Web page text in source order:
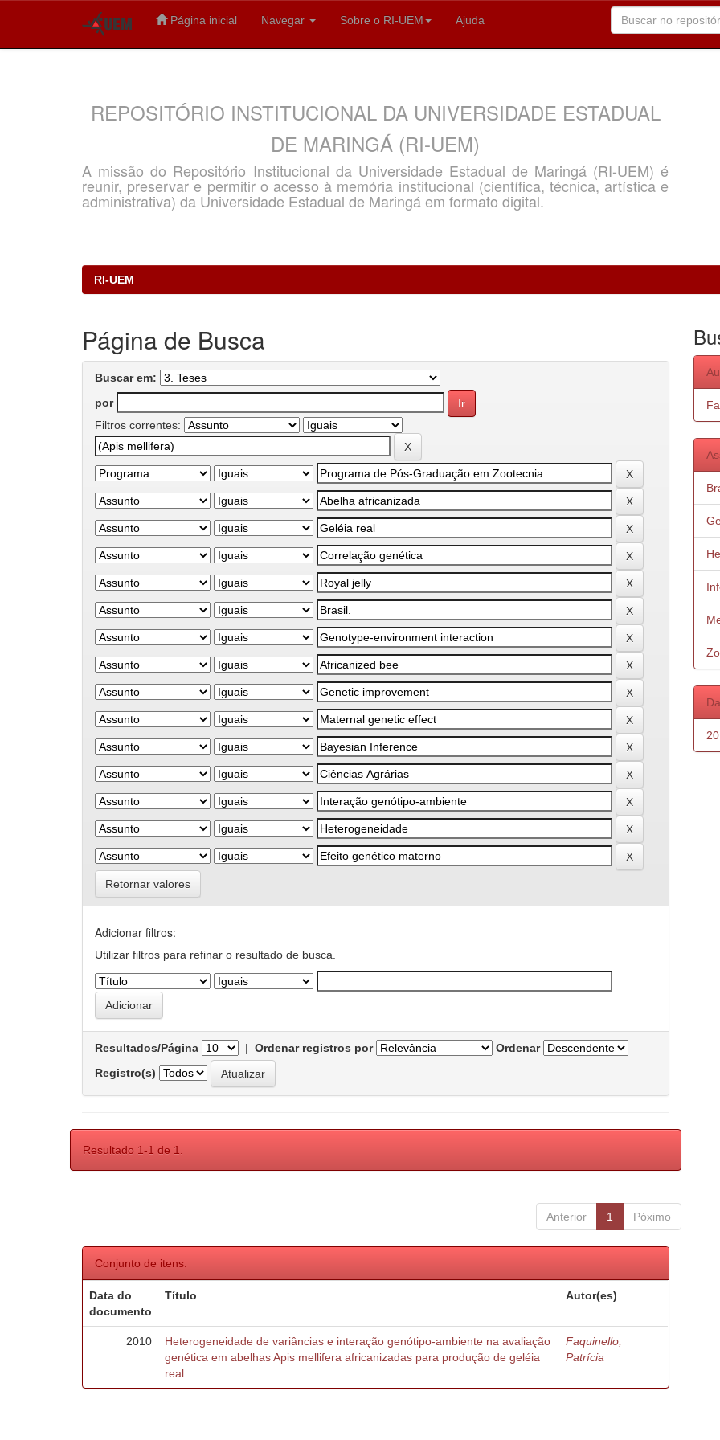
Página inicial Navegar Sobre o RI-UEM Ajuda
REPOSITÓRIO INSTITUCIONAL DA UNIVERSIDADE ESTADUAL
DE MARINGÁ (RI-UEM)
A missão do Repositório Institucional da Universidade Estadual de Maringá (RI-UEM) é
reunir, preservar e permitir o acesso à memória institucional (científica, técnica, artística e
administrativa) da Universidade Estadual de Maringá em formato digital.
RI-UEM
Página de Busca
Buscar em:
por
Filtros correntes:
Retornar valores
Adicionar filtros:
Utilizar filtros para refinar o resultado de busca.
Resultados/Página | Ordenar registros por
Ordenar
Registro(s)
Resultado 1-1 de 1.
Anterior 1 Póximo
Conjunto de itens:
Data do
documento
Título Autor(es)
2010
Heterogeneidade de variâncias e interação genótipo-ambiente na avaliação
genética em abelhas Apis mellifera africanizadas para produção de geléia
real
Faquinello,
Patrícia